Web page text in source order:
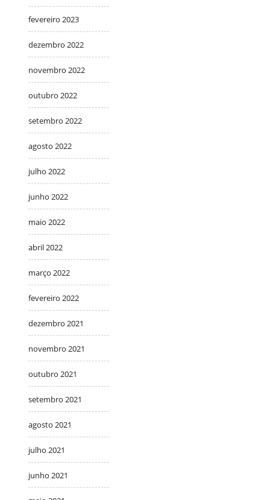
fevereiro 2023
dezembro 2022
novembro 2022
outubro 2022
setembro 2022
agosto 2022
julho 2022
junho 2022
maio 2022
abril 2022
março 2022
fevereiro 2022
dezembro 2021
novembro 2021
outubro 2021
setembro 2021
agosto 2021
julho 2021
junho 2021